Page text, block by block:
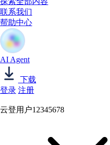
联系我们
帮助中心
AI Agent
下载
登录 注册
云登用户12345678